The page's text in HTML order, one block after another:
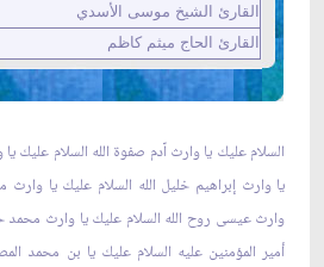
القارئ
الشيخ موسى الأسدي
القارئ الحاج ميثم كاظم
السلام عليك يا وارث اّدم صفوة الله السلام عليك
يا وارث إبراهيم خليل الله السلام عليك يا وارث
وارث عيسى روح الله السلام عليك يا وارث محمد
أمير المؤمنين عليه السلام عليك يا بن محمد